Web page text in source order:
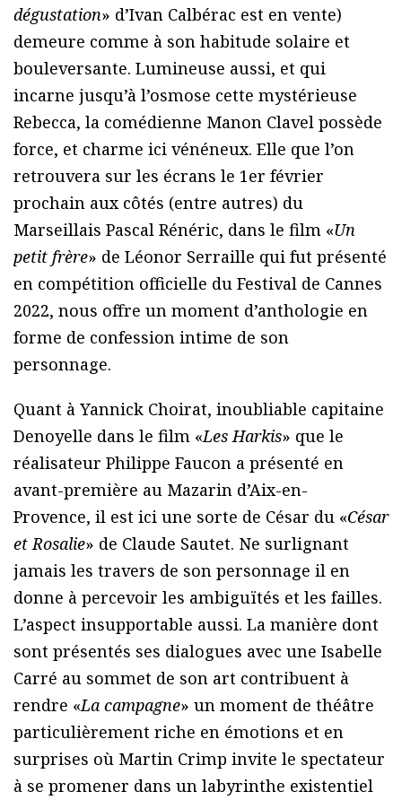
dégustation» d’Ivan Calbérac est en vente)
demeure comme à son habitude solaire et
bouleversante. Lumineuse aussi, et qui
incarne jusqu’à l’osmose cette mystérieuse
Rebecca, la comédienne Manon Clavel possède
force, et charme ici vénéneux. Elle que l’on
retrouvera sur les écrans le 1er février
prochain aux côtés (entre autres) du
Marseillais Pascal Rénéric, dans le film «Un
petit frère» de Léonor Serraille qui fut présenté
en compétition officielle du Festival de Cannes
2022, nous offre un moment d’anthologie en
forme de confession intime de son
personnage.
Quant à Yannick Choirat, inoubliable capitaine
Denoyelle dans le film «Les Harkis» que le
réalisateur Philippe Faucon a présenté en
avant-première au Mazarin d’Aix-en-
Provence, il est ici une sorte de César du «César
et Rosalie» de Claude Sautet. Ne surlignant
jamais les travers de son personnage il en
donne à percevoir les ambiguïtés et les failles.
L’aspect insupportable aussi. La manière dont
sont présentés ses dialogues avec une Isabelle
Carré au sommet de son art contribuent à
rendre «La campagne» un moment de théâtre
particulièrement riche en émotions et en
surprises où Martin Crimp invite le spectateur
à se promener dans un labyrinthe existentiel